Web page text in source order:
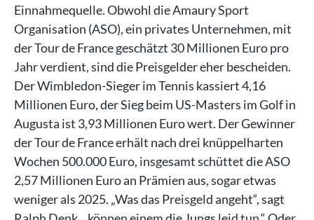
Einnahmequelle. Obwohl die Amaury Sport
Organisation (ASO), ein privates Unternehmen, mit
der Tour de France geschätzt 30 Millionen Euro pro
Jahr verdient, sind die Preisgelder eher bescheiden.
Der Wimbledon-Sieger im Tennis kassiert 4,16
Millionen Euro, der Sieg beim US-Masters im Golf in
Augusta ist 3,93 Millionen Euro wert. Der Gewinner
der Tour de France erhält nach drei knüppelharten
Wochen 500.000 Euro, insgesamt schüttet die ASO
2,57 Millionen Euro an Prämien aus, sogar etwas
weniger als 2025. „Was das Preisgeld angeht“, sagt